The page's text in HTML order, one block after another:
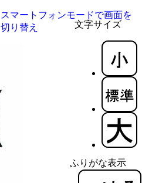
文字サイズ
ふりがな表示
スマートフォンモードで画面を
切り替え